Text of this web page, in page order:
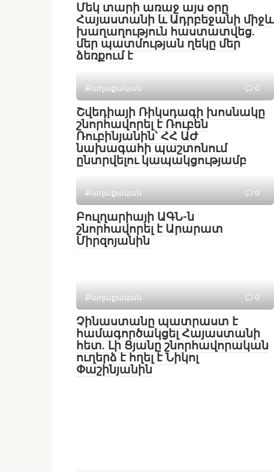
Մեկ տարի առաջ այս օրը
Հայաստանի և Ադրբեջանի միջև
խաղաղություն հաստատվեց․
մեր պատմության ղեկը մեր
ձեռքում է
Քաղաքական 0
Շվեդիայի Ռիկսդագի խոսնակը
շնորհավորել է Ռուբեն
Ռուբինյանին՝ ՀՀ ԱԺ
նախագահի պաշտոնում
ընտրվելու կապակցությամբ
Քաղաքական 0
Բուլղարիայի ԱԳՆ-ն
շնորհավորել է Արարատ
Միրզոյանին
Քաղաքական 0
Չինաստանը պատրաստ է
համագործակցել Հայաստանի
հետ․ Լի Ցյանը շնորհավորական
ուղերձ է հղել է Նիկոլ
Փաշինյանին